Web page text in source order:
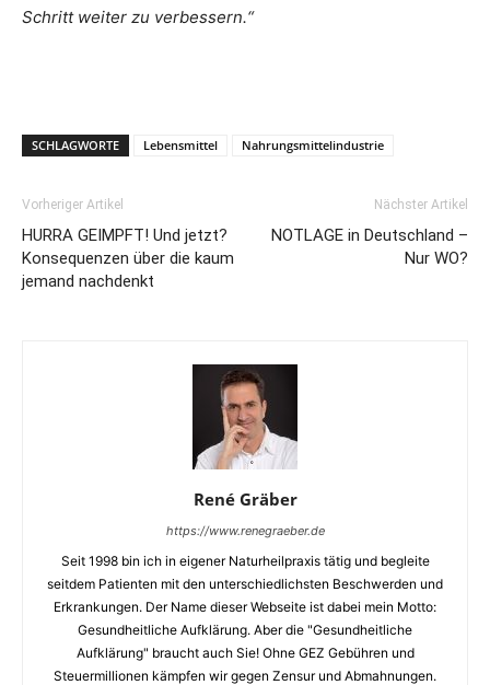
Schritt weiter zu verbessern.“
SCHLAGWORTE Lebensmittel Nahrungsmittelindustrie
Vorheriger Artikel
HURRA GEIMPFT! Und jetzt?
Konsequenzen über die kaum
jemand nachdenkt
Nächster Artikel
NOTLAGE in Deutschland –
Nur WO?
René Gräber
https://www.renegraeber.de
Seit 1998 bin ich in eigener Naturheilpraxis tätig und begleite
seitdem Patienten mit den unterschiedlichsten Beschwerden und
Erkrankungen. Der Name dieser Webseite ist dabei mein Motto:
Gesundheitliche Aufklärung. Aber die "Gesundheitliche
Aufklärung" braucht auch Sie! Ohne GEZ Gebühren und
Steuermillionen kämpfen wir gegen Zensur und Abmahnungen.